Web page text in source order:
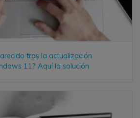
tras la actualización
11? Aquí la solución